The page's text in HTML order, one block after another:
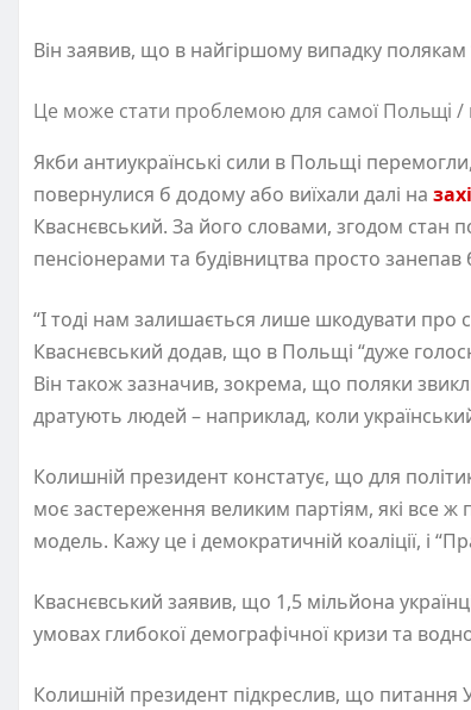
Він заявив, що в найгіршому випадку
Це може стати проблемою для самої Польщі /
Якби антиукраїнські сили в Польщі
повернулися б додому або виїхали далі на
Кваснєвський. За його словами, згодом стан
пенсіонерами та будівництва просто занепав
“І тоді нам залишається лише шкодувати про
Кваснєвський додав, що в Польщі “дуже
Він також зазначив, зокрема, що поляки
дратують людей – наприклад, коли
Колишній президент констатує, що для
моє застереження великим партіям, які все
модель. Кажу це і демократичній коаліції, і
Кваснєвський заявив, що 1,5 мільйона
умовах глибокої демографічної кризи та
Колишній президент підкреслив, що питання